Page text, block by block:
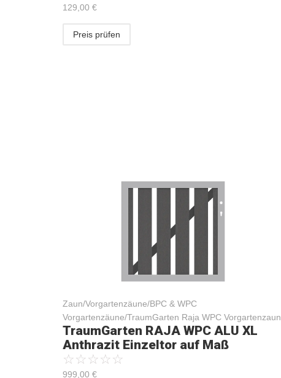
129,00 €
Preis prüfen
Zaun/Vorgartenzäune/BPC & WPC
Vorgartenzäune/TraumGarten Raja WPC Vorgartenzaun
TraumGarten RAJA WPC ALU XL
Anthrazit Einzeltor auf Maß
☆☆☆☆☆
999,00 €